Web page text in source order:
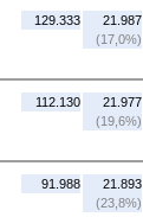
129.333
21.987
(17,0%)
112.130
21.977
(19,6%)
91.988
21.893
(23,8%)